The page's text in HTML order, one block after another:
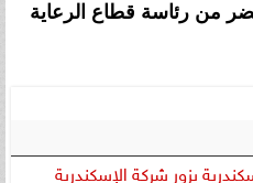
من رئاسة قطاع الرعاية
يزور شركة الإسكندرية